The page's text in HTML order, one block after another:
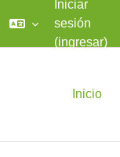
Iniciar
sesión
(ingresar)
Inicio